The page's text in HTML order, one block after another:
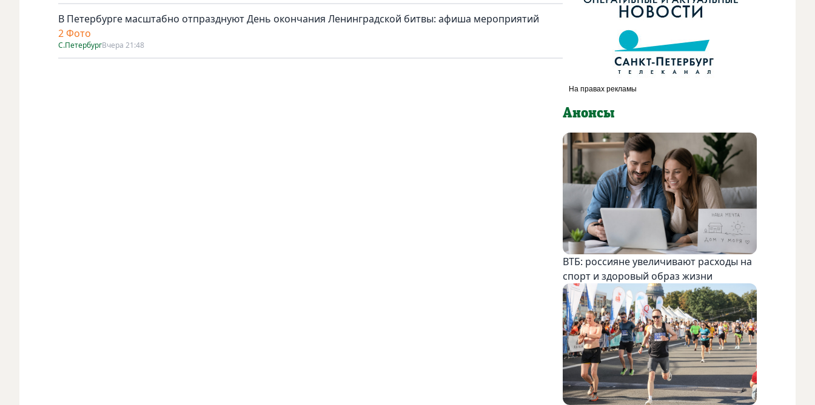
В Петербурге масштабно отпразднуют День окончания Ленинградской битвы: афиша мероприятий
2 Фото
С.ПетербургВчера 21:48
Анонсы
ВТБ: россияне увеличивают расходы на
спорт и здоровый образ жизни